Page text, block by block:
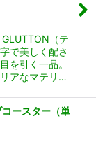
GLUTTON（テ
で美しく配さ
を引く一品。
アなマテリ…
ースター（単